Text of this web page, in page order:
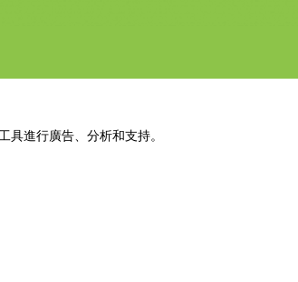
具進行廣告、分析和支持。